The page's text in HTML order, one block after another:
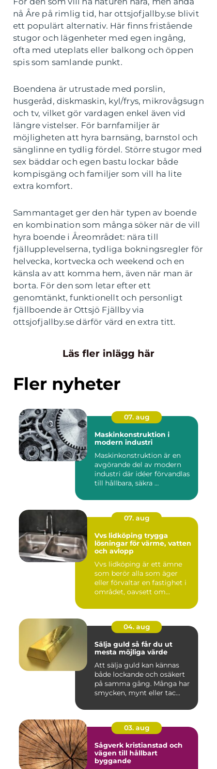
nå Åre på rimlig tid, har ottsjofjallby.se blivit
ett populärt alternativ. Här finns fristående
stugor och lägenheter med egen ingång,
ofta med uteplats eller balkong och öppen
spis som samlande punkt.
Boendena är utrustade med porslin,
husgeråd, diskmaskin, kyl/frys, mikrovågsugn
och tv, vilket gör vardagen enkel även vid
längre vistelser. För barnfamiljer är
möjligheten att hyra barnsäng, barnstol och
sänglinne en tydlig fördel. Större stugor med
sex bäddar och egen bastu lockar både
kompisgäng och familjer som vill ha lite
extra komfort.
Sammantaget ger den här typen av boende
en kombination som många söker när de vill
hyra boende i Åreområdet: nära till
fjällupplevelserna, tydliga bokningsregler för
helvecka, kortvecka och weekend och en
känsla av att komma hem, även när man är
borta. För den som letar efter ett
genomtänkt, funktionellt och personligt
fjällboende är Ottsjö Fjällby via
ottsjofjallby.se därför värd en extra titt.
Läs fler inlägg här
Fler nyheter
07. aug
Maskinkonstruktion i
modern industri
Maskinkonstruktion är en
avgörande del av modern
industri där idéer förvandlas
till hållbara, säkra ...
07. aug
Vvs lidköping trygga
lösningar för värme, vatten
och avlopp
Vvs lidköping är ett ämne
som berör alla som äger
eller förvaltar en fastighet i
området, oavsett om...
04. aug
Sälja guld så får du ut
mesta möjliga värde
Att sälja guld kan kännas
både lockande och osäkert
på samma gång. Många har
smycken, mynt eller tac...
03. aug
Sågverk kristianstad och
vägen till hållbart
byggande